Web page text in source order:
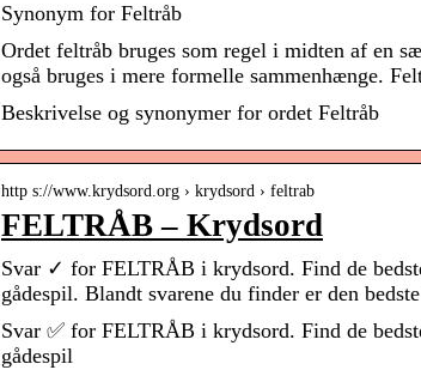
Synonym for Feltråb
Ordet feltråb bruges som regel i midten af ​​en
også bruges i mere formelle sammenhænge.
Beskrivelse og synonymer for ordet Feltråb
http s://www.krydsord.org › krydsord › feltrab
FELTRÅB – Krydsord
Svar ✓ for FELTRÅB i krydsord. Find de
gådespil. Blandt svarene du finder er den
Svar ✅ for FELTRÅB i krydsord. Find de
gådespil